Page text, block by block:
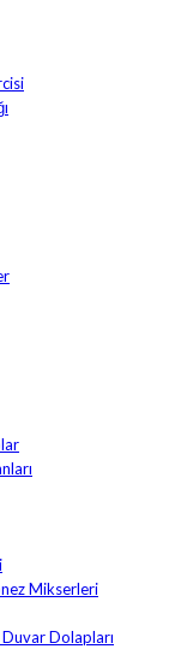
Mikserleri
Dolapları